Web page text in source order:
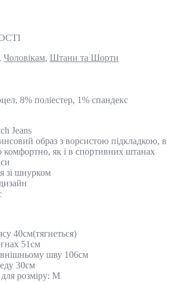
, Чоловікам, Штани та Шорти
8% поліестер, 1% спандекс
Jeans
образ з ворсистою підкладкою, в
комфортно, як і в спортивних штанах
зі шнурком
40см(тягнеться)
51см
шву 106см
30см
для розміру: M